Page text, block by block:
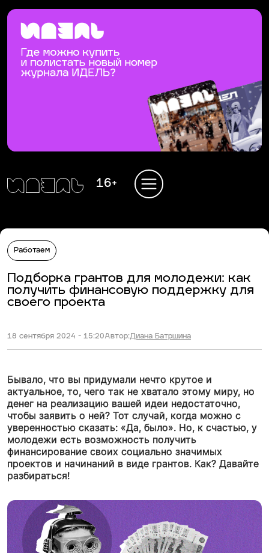
16+
Работаем
Подборка грантов для молодежи: как
получить финансовую поддержку для
своего проекта
18 сентября 2024 - 15:20Автор:Диана Батршина
Бывало, что вы придумали нечто крутое и
актуальное, то, чего так не хватало этому миру, но
денег на реализацию вашей идеи недостаточно,
чтобы заявить о ней? Тот случай, когда можно с
уверенностью сказать: «Да, было». Но, к счастью, у
молодежи есть возможность получить
финансирование своих социально значимых
проектов и начинаний в виде грантов. Как? Давайте
разбираться!